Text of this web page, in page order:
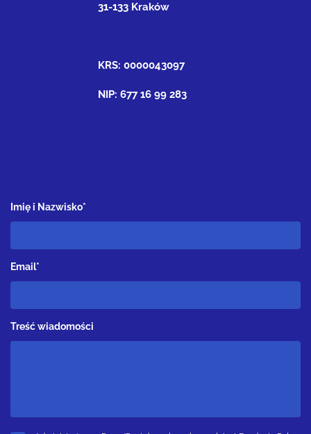
31-133 Kraków
KRS: 0000043097
NIP: 677 16 99 283
Imię i Nazwisko*
Email*
Treść wiadomości